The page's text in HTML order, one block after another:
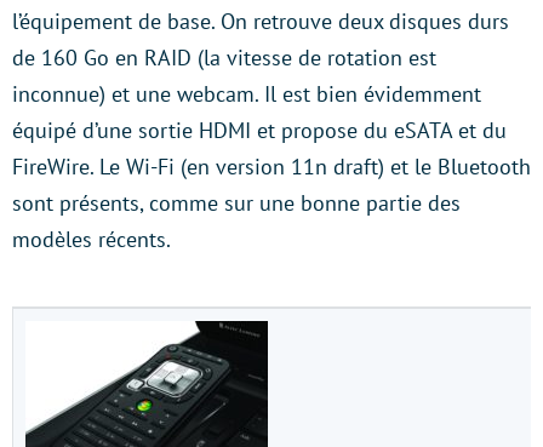
l’équipement de base. On retrouve deux disques durs
de 160 Go en RAID (la vitesse de rotation est
inconnue) et une webcam. Il est bien évidemment
équipé d’une sortie HDMI et propose du eSATA et du
FireWire. Le Wi-Fi (en version 11n draft) et le Bluetooth
sont présents, comme sur une bonne partie des
modèles récents.